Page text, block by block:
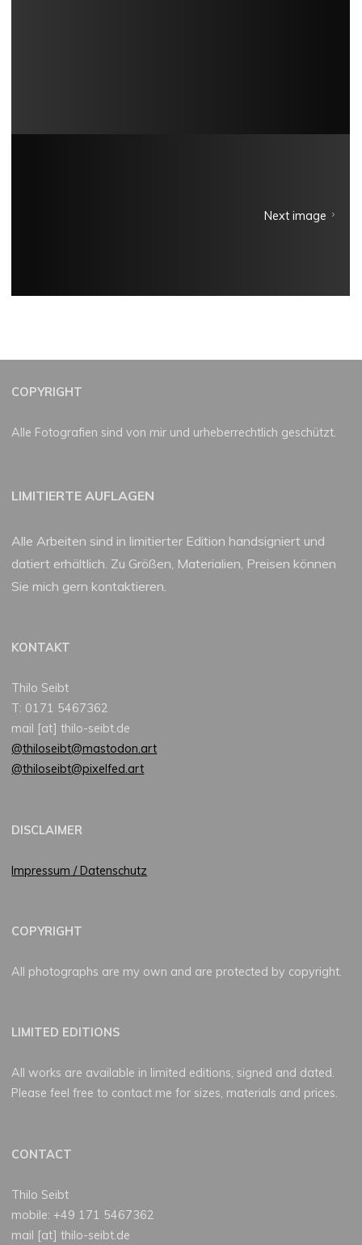
Next image
COPYRIGHT
Alle Fotografien sind von mir und urheberrechtlich geschützt.
LIMITIERTE AUFLAGEN
Alle Arbeiten sind in limitierter Edition handsigniert und
datiert erhältlich. Zu Größen, Materialien, Preisen können
Sie mich gern kontaktieren.
KONTAKT
Thilo Seibt
T: 0171 5467362
mail [at] thilo-seibt.de
@thiloseibt@mastodon.art
@thiloseibt@pixelfed.art
DISCLAIMER
Impressum / Datenschutz
COPYRIGHT
All photographs are my own and are protected by copyright.
LIMITED EDITIONS
All works are available in limited editions, signed and dated.
Please feel free to contact me for sizes, materials and prices.
CONTACT
Thilo Seibt
mobile: +49 171 5467362
mail [at] thilo-seibt.de